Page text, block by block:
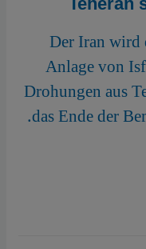
Der Iran
Anlage von
Drohungen aus
das Ende der